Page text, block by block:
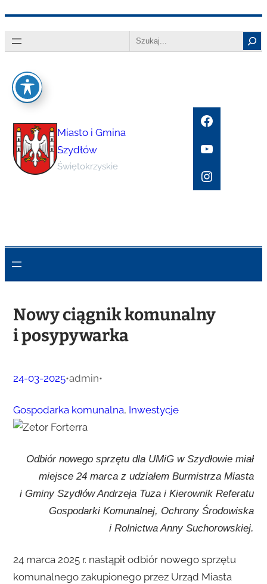
do
Search
Miasto i Gmina
Szydłów
Świętokrzyskie
Facebook
YouTube
Instagram
Nowy ciągnik komunalny
i posypywarka
24-03-2025•admin•
Gospodarka komunalna, Inwestycje
Odbiór nowego sprzętu dla UMiG w Szydłowie miał
miejsce 24 marca z udziałem Burmistrza Miasta
i Gminy Szydłów Andrzeja Tuza i Kierownik Referatu
Gospodarki Komunalnej, Ochrony Środowiska
i Rolnictwa Anny Suchorowskiej.
24 marca 2025 r. nastąpił odbiór nowego sprzętu
komunalnego zakupionego przez Urząd Miasta